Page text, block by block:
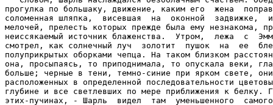
прогулка по большаку, движение, каким его  жена
соломенная шляпка,  висевшая  на  оконной  задвижке,
мелочей, прелесть которых прежде была ему незнакома,
неиссякаемый источник блаженства.  Утром,  лежа  с
смотрел, как солнечный луч  золотит  пушок  на  ее
полуприкрытых оборками чепца. На таком близком
она, просыпаясь, то приподнимала, то опускала веки,
больше; черные в тени, темно-синие при ярком свете,
расположенных в определенной последовательности
глубине и все светлевших по мере приближения к белку.
этих-пучинах, - Шарль  видел  там  уменьшенного